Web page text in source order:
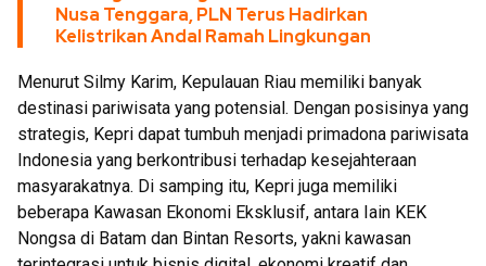
Nusa Tenggara, PLN Terus Hadirkan
Kelistrikan Andal Ramah Lingkungan
Menurut Silmy Karim, Kepulauan Riau memiliki banyak
destinasi pariwisata yang potensial. Dengan posisinya yang
strategis, Kepri dapat tumbuh menjadi primadona pariwisata
Indonesia yang berkontribusi terhadap kesejahteraan
masyarakatnya. Di samping itu, Kepri juga memiliki
beberapa Kawasan Ekonomi Eksklusif, antara Iain KEK
Nongsa di Batam dan Bintan Resorts, yakni kawasan